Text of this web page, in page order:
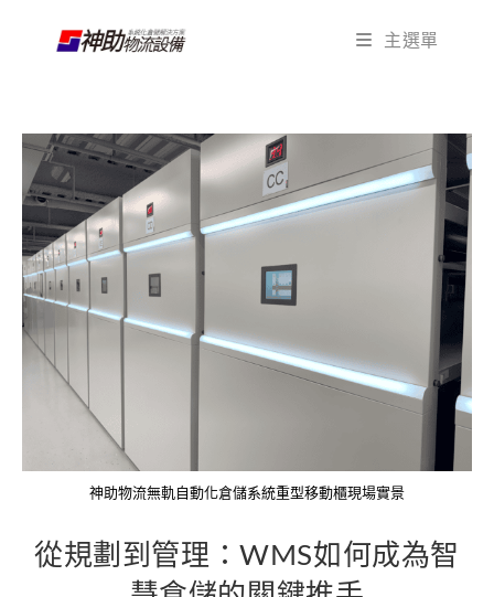
主選單
神助物流無軌自動化倉儲系統重型移動櫃現場實景
從規劃到管理：WMS如何成為智